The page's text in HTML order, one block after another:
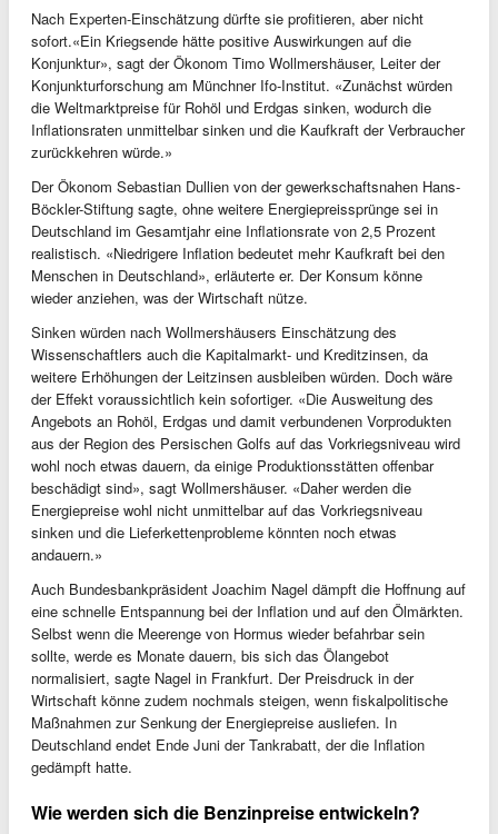
Nach Experten-Einschätzung dürfte sie profitieren, aber nicht
sofort.«Ein Kriegsende hätte positive Auswirkungen auf die
Konjunktur», sagt der Ökonom Timo Wollmershäuser, Leiter der
Konjunkturforschung am Münchner Ifo-Institut. «Zunächst würden
die Weltmarktpreise für Rohöl und Erdgas sinken, wodurch die
Inflationsraten unmittelbar sinken und die Kaufkraft der Verbraucher
zurückkehren würde.»
Der Ökonom Sebastian Dullien von der gewerkschaftsnahen Hans-
Böckler-Stiftung sagte, ohne weitere Energiepreissprünge sei in
Deutschland im Gesamtjahr eine Inflationsrate von 2,5 Prozent
realistisch. «Niedrigere Inflation bedeutet mehr Kaufkraft bei den
Menschen in Deutschland», erläuterte er. Der Konsum könne
wieder anziehen, was der Wirtschaft nütze.
Sinken würden nach Wollmershäusers Einschätzung des
Wissenschaftlers auch die Kapitalmarkt- und Kreditzinsen, da
weitere Erhöhungen der Leitzinsen ausbleiben würden. Doch wäre
der Effekt voraussichtlich kein sofortiger. «Die Ausweitung des
Angebots an Rohöl, Erdgas und damit verbundenen Vorprodukten
aus der Region des Persischen Golfs auf das Vorkriegsniveau wird
wohl noch etwas dauern, da einige Produktionsstätten offenbar
beschädigt sind», sagt Wollmershäuser. «Daher werden die
Energiepreise wohl nicht unmittelbar auf das Vorkriegsniveau
sinken und die Lieferkettenprobleme könnten noch etwas
andauern.»
Auch Bundesbankpräsident Joachim Nagel dämpft die Hoffnung auf
eine schnelle Entspannung bei der Inflation und auf den Ölmärkten.
Selbst wenn die Meerenge von Hormus wieder befahrbar sein
sollte, werde es Monate dauern, bis sich das Ölangebot
normalisiert, sagte Nagel in Frankfurt. Der Preisdruck in der
Wirtschaft könne zudem nochmals steigen, wenn fiskalpolitische
Maßnahmen zur Senkung der Energiepreise ausliefen. In
Deutschland endet Ende Juni der Tankrabatt, der die Inflation
gedämpft hatte.
Wie werden sich die Benzinpreise entwickeln?